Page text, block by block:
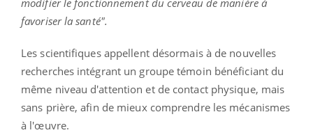
modifier le fonctionnement du cerveau de manière à
favoriser la santé".
Les scientifiques appellent désormais à de nouvelles
recherches intégrant un groupe témoin bénéficiant du
même niveau d'attention et de contact physique, mais
sans prière, afin de mieux comprendre les mécanismes
à l'œuvre.